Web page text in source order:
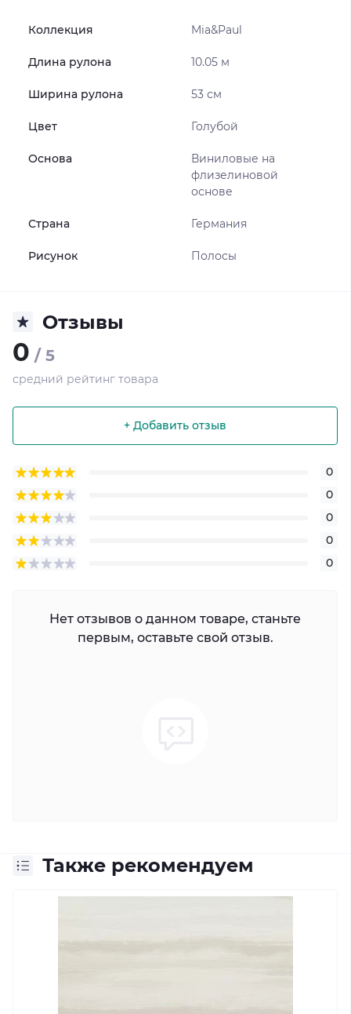
Коллекция Mia&Paul
Длина рулона 10.05 м
Ширина рулона 53 см
Цвет Голубой
Основа
Виниловые на
флизелиновой
основе
Страна Германия
Рисунок Полосы
Отзывы
0 / 5
средний рейтинг товара
+ Добавить отзыв
0
0
0
0
0
Нет отзывов о данном товаре, станьте
первым, оставьте свой отзыв.
Также рекомендуем